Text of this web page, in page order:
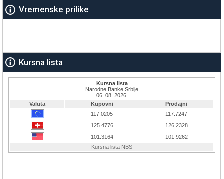
Vremenske prilike
Kursna lista